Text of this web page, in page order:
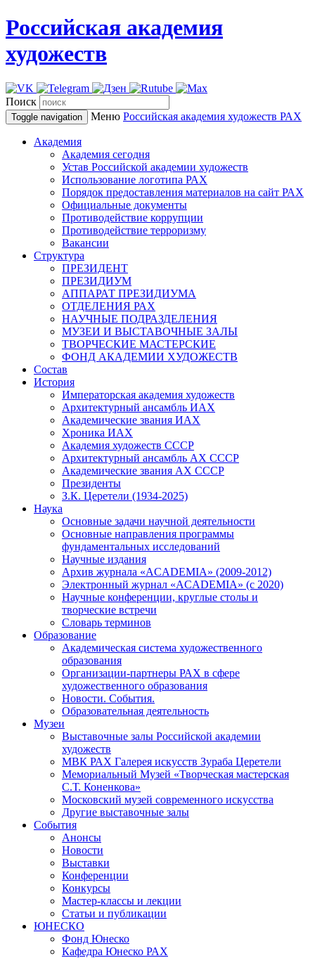
Российская академия
художеств
Поиск
Toggle navigation Меню Российская академия художеств РАХ
Академия
Академия сегодня
Устав Российской академии художеств
Использование логотипа РАХ
Порядок предоставления материалов на сайт РАХ
Официальные документы
Противодействие коррупции
Противодействие терроризму
Вакансии
Структура
ПРЕЗИДЕНТ
ПРЕЗИДИУМ
АППАРАТ ПРЕЗИДИУМА
ОТДЕЛЕНИЯ РАХ
НАУЧНЫЕ ПОДРАЗДЕЛЕНИЯ
МУЗЕИ И ВЫСТАВОЧНЫЕ ЗАЛЫ
ТВОРЧЕСКИЕ МАСТЕРСКИЕ
ФОНД АКАДЕМИИ ХУДОЖЕСТВ
Состав
История
Императорская академия художеств
Архитектурный ансамбль ИАХ
Академические звания ИАХ
Хроника ИАХ
Академия художеств СССР
Архитектурный ансамбль АХ СССР
Академические звания АХ СССР
Президенты
З.К. Церетели (1934-2025)
Наука
Основные задачи научной деятельности
Основные направления программы
фундаментальных исследований
Научные издания
Архив журнала «ACADEMIA» (2009-2012)
Электронный журнал «ACADEMIA» (с 2020)
Научные конференции, круглые столы и
творческие встречи
Словарь терминов
Образование
Академическая система художественного
образования
Организации-партнеры РАХ в сфере
художественного образования
Новости. События.
Образовательная деятельность
Музеи
Выставочные залы Российской академии
художеств
МВК РАХ Галерея искусств Зураба Церетели
Мемориальный Музей «Творческая мастерская
С.Т. Коненкова»
Московский музей современного искусства
Другие выставочные залы
События
Анонсы
Новости
Выставки
Конференции
Конкурсы
Мастер-классы и лекции
Статьи и публикации
ЮНЕСКО
Фонд Юнеско
Кафедра Юнеско РАХ